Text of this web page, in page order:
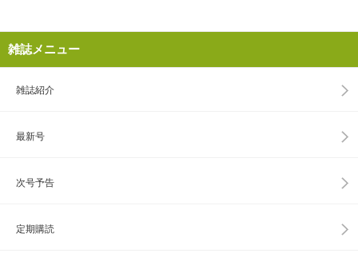
雑誌メニュー
雑誌紹介
最新号
次号予告
定期購読